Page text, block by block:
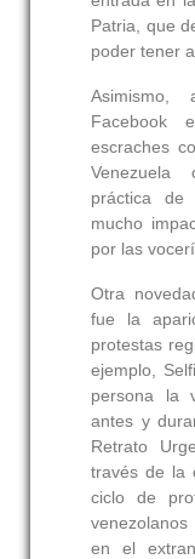
Patria, que
poder tener
Asimismo,
Facebook
escraches
Venezuela
práctica de
mucho
por las
Otra
fue la
protestas
ejemplo,
persona la
antes y
Retrato
través de la
ciclo de
en el